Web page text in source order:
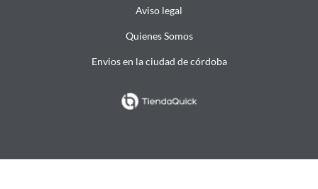
Aviso legal
Quienes Somos
Envios en la ciudad de córdoba